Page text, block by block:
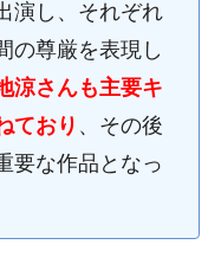
演し、それぞれ
の尊厳を表現し
涼さんも主要キ
ており 、その後
要な作品となっ